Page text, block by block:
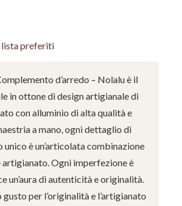
lista preferiti
d’arredo – Nolalu è il
in ottone di design artigianale di
con alluminio di alta qualità e
a mano, ogni dettaglio di
unico è un’articolata combinazione
artigianato. Ogni imperfezione è
un’aura di autenticità e originalità.
per l’originalità e l’artigianato